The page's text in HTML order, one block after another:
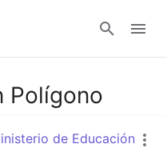
Polígono
de Educación